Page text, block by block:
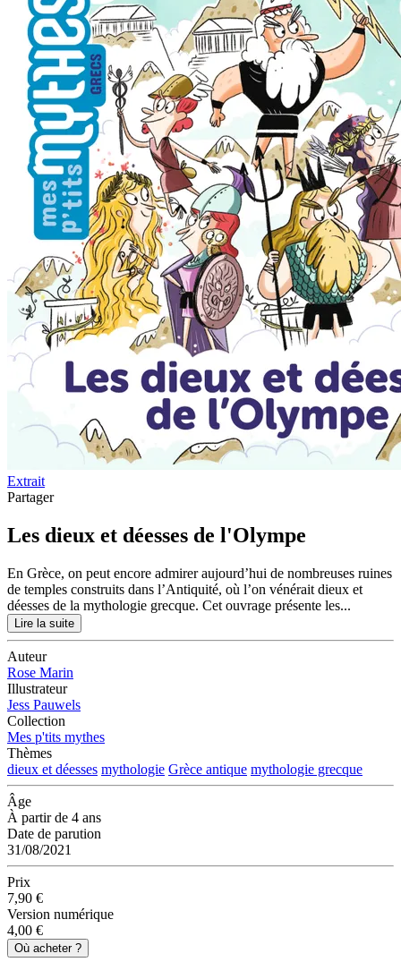
Extrait
Partager
Les dieux et déesses de l'Olympe
En Grèce, on peut encore admirer aujourd’hui de nombreuses ruines
de temples construits dans l’Antiquité, où l’on vénérait dieux et
déesses de la mythologie grecque. Cet ouvrage présente les...
Lire la suite
Auteur
Rose Marin
Illustrateur
Jess Pauwels
Collection
Mes p'tits mythes
Thèmes
dieux et déesses mythologie Grèce antique mythologie grecque
Âge
À partir de 4 ans
Date de parution
31/08/2021
Prix
7,90 €
Version numérique
4,00 €
Où acheter ?